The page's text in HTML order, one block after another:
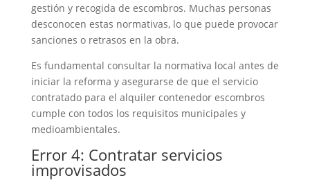
gestión y recogida de escombros. Muchas personas
desconocen estas normativas, lo que puede provocar
sanciones o retrasos en la obra.
Es fundamental consultar la normativa local antes de
iniciar la reforma y asegurarse de que el servicio
contratado para el alquiler contenedor escombros
cumple con todos los requisitos municipales y
medioambientales.
Error 4: Contratar servicios
improvisados